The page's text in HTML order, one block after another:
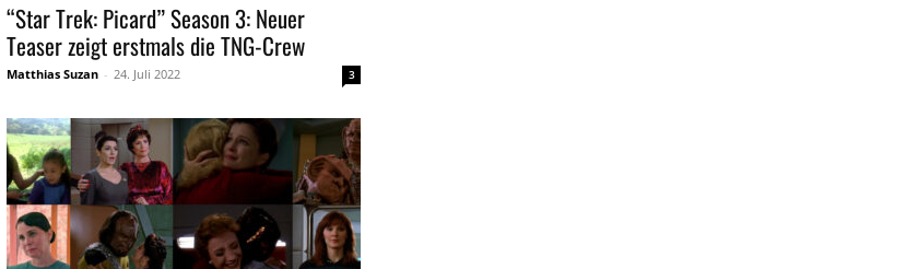
“Star Trek: Picard” Season 3: Neuer
Teaser zeigt erstmals die TNG-Crew
Matthias Suzan - 24. Juli 2022 3